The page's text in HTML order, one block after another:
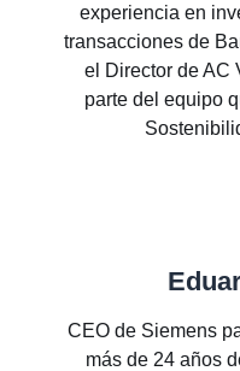
experiencia en
transacciones de
el Director de AC
parte del equipo
CEO de Siemens
más de 24 años